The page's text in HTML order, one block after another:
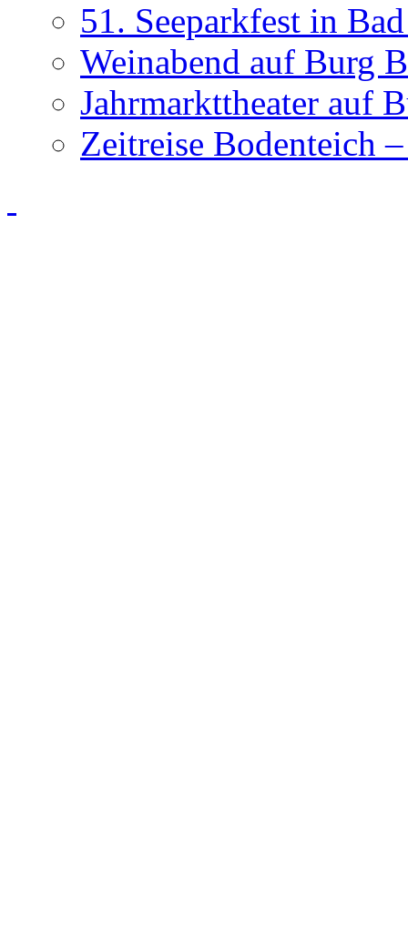
51. Seeparkfest in
Weinabend auf Burg
Jahrmarkttheater auf
Zeitreise Bodenteich